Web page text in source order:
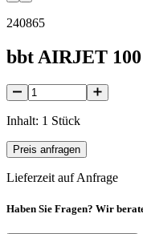
240865
bbt AIRJET
Inhalt: 1 Stück
Preis anfragen
Lieferzeit auf Anfrage
Haben Sie Fragen? Wir